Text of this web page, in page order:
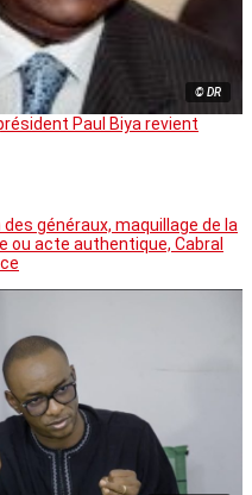
© DR
Paul Biya revient
généraux, maquillage de la
ou acte authentique, Cabral